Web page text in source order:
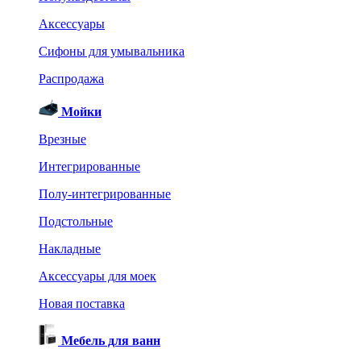
Аксессуары
Сифоны для умывальника
Распродажа
Мойки
Врезные
Интегрированные
Полу-интегрированные
Подстольные
Накладные
Аксессуары для моек
Новая поставка
Мебель для ванн